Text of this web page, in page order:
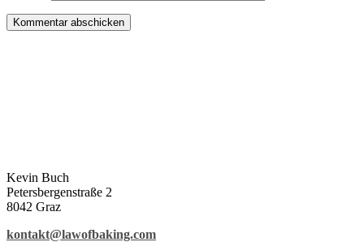
Kevin Buch
Petersbergenstraße 2
8042 Graz
kontakt@lawofbaking.com